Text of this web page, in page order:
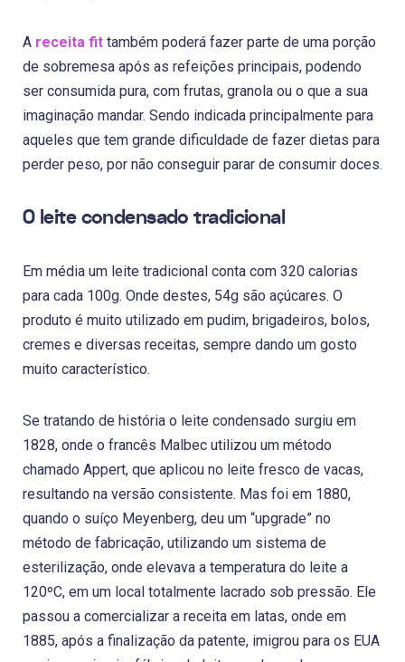
A receita fit também poderá fazer parte de uma porção
de sobremesa após as refeições principais, podendo
ser consumida pura, com frutas, granola ou o que a sua
imaginação mandar. Sendo indicada principalmente para
aqueles que tem grande dificuldade de fazer dietas para
perder peso, por não conseguir parar de consumir doces.
O leite condensado tradicional
Em média um leite tradicional conta com 320 calorias
para cada 100g. Onde destes, 54g são açúcares. O
produto é muito utilizado em pudim, brigadeiros, bolos,
cremes e diversas receitas, sempre dando um gosto
muito característico.
Se tratando de história o leite condensado surgiu em
1828, onde o francês Malbec utilizou um método
chamado Appert, que aplicou no leite fresco de vacas,
resultando na versão consistente. Mas foi em 1880,
quando o suíço Meyenberg, deu um “upgrade” no
método de fabricação, utilizando um sistema de
esterilização, onde elevava a temperatura do leite a
120ºC, em um local totalmente lacrado sob pressão. Ele
passou a comercializar a receita em latas, onde em
1885, após a finalização da patente, imigrou para os EUA